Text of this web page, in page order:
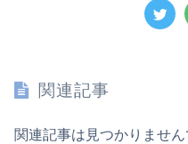
関連記事
関連記事は見つかりません